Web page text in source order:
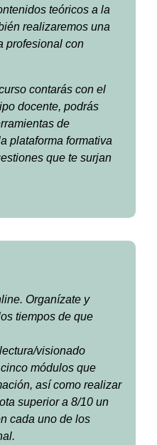
teóricos a la
realizaremos una
profesional con
contarás con el
docente, podrás
de
plataforma formativa
que te surjan
Organízate y
tiempos de que
visionado
módulos que
así como realizar
superior a 8/10 un
cada uno de los